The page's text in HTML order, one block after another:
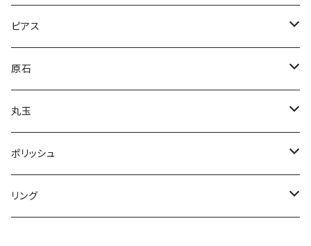
コンビ
カイヤナイト
オーバル
スクエア
オーシャンジャスパー
ピンクスティルバイト
インカローズ
ボルダーオパール
マーキス
スクエア
ラブラドライト
ブルー
ライトブルー
クリソプレーズ
オーバル
ドロップ
ティファニーストーン
オーバル
スクエア
K2ジャスパー
スクエア
ピンクラブラドライト
スペクトラライト
プルームアゲート
ピアス
アバロンシェル
Nano Opal
原石
ハーキマーダイヤモンド
レムリアンシード
丸玉
ガーデンクォーツ
ゴールデンカルサイト
ポリッシュ
クォーツ
リング